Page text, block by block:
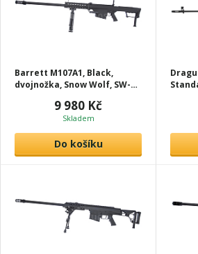
Barrett M107A1, Black,
dvojnožka, Snow Wolf, SW-
9 980 Kč
Skladem
Do košíku